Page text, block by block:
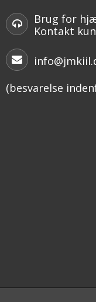
Brug for
Kontakt
(besvarelse